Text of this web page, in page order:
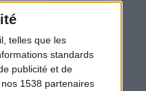
telles que les
standards
publicité et de
1538 partenaires